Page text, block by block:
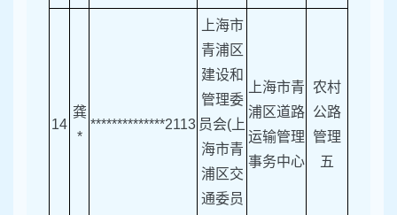
14
龚
*
**************2113
上海市
青浦区
建设和
管理委
员会(上
海市青
浦区交
通委员
上海市青
浦区道路
运输管理
事务中心
农村
公路
管理
五